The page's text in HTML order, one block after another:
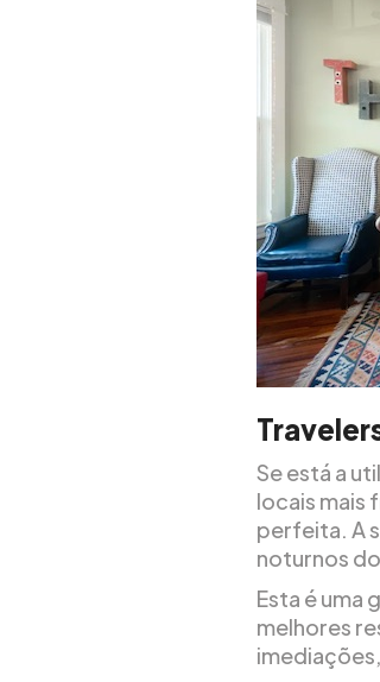
Se está a
locais mais
perfeita. A
noturnos
Esta é uma
melhores